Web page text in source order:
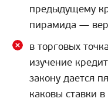
предыдущему
пирамида —
в торговых
изучение
закону дается
каковы ставки